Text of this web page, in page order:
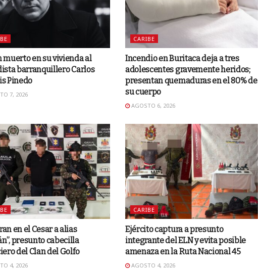
muerto en su vivienda al
barranquillero Carlos
Pinedo
7, 2026
CARIBE
Incendio en Buritaca deja a tres
adolescentes gravemente heridos;
presentan quemaduras en el 80% de
su cuerpo
AGOSTO 6, 2026
en el Cesar a alias
presunto cabecilla
del Clan del Golfo
4, 2026
CARIBE
Ejército captura a presunto
integrante del ELN y evita posible
amenaza en la Ruta Nacional 45
AGOSTO 4, 2026